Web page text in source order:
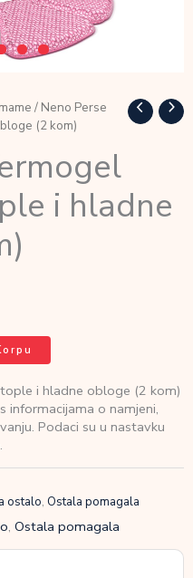
/ Neno Perse
(2 kom)
i hladne
i hladne obloge (2 kom)
informacijama o namjeni,
Podaci su u nastavku
ostalo, Ostala pomagala
, Ostala pomagala